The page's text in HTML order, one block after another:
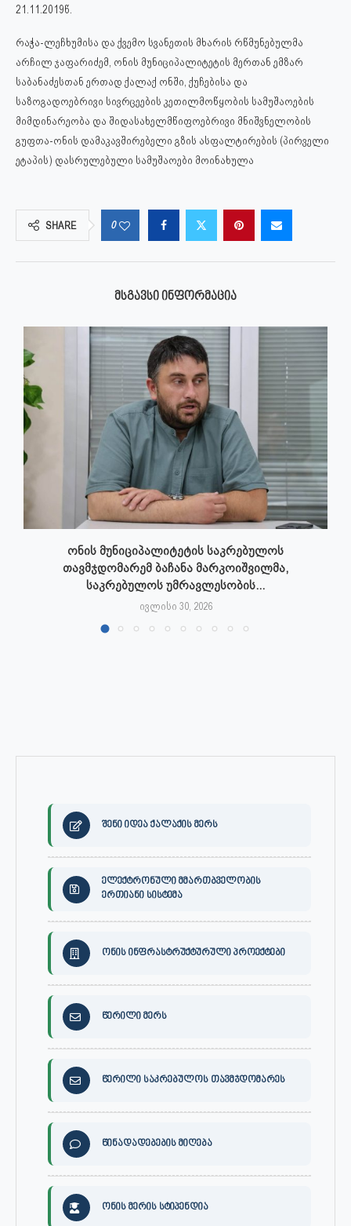
21.11.2019წ.
რაჭა-ლეჩხუმისა და ქვემო სვანეთის მხარის რწმუნებულმა
არჩილ ჯაფარიძემ, ონის მუნიციპალიტეტის მერთან ემზარ
საბანაძესთან ერთად ქალაქ ონში, ქუჩებისა და
საზოგადოებრივი სივრცეების კეთილმოწყობის სამუშაოების
მიმდინარეობა და შიდასახელმწიფოებრივი მნიშვნელობის
გუფთა-ონის დამაკავშირებელი გზის ასფალტირების (პირველი
ეტაპის) დასრულებული სამუშაოები მოინახულა
SHARE 0
ᲛᲡᲒᲐᲕᲡᲘ ᲘᲜᲤᲝᲠᲛᲐᲪᲘᲐ
ონის მუნიციპალიტეტის საკრებულოს
თავმჯდომარემ ბაჩანა მარკოიშვილმა,
საკრებულოს უმრავლესობის...
ივლისი 30, 2026
შენი იდეა ქალაქის მერს
ელექტრონული მმართბველობის
ერთიანი სისტემა
ონის ინფრასტრუქტურული პროექტები
წერილი მერს
წერილი საკრებულოს თავმჯდომარეს
წინადადებების მიღება
ონის მერის სტიპენდია